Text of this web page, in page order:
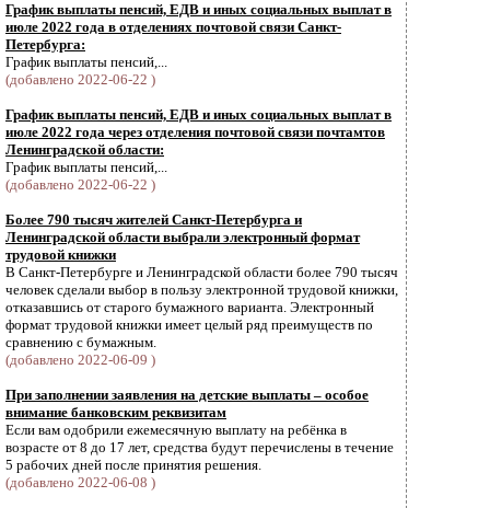
График выплаты пенсий, ЕДВ и иных социальных выплат в
июле 2022 года в отделениях почтовой связи Санкт-
Петербурга:
График выплаты пенсий,...
(добавлено 2022-06-22 )
График выплаты пенсий, ЕДВ и иных социальных выплат в
июле 2022 года через отделения почтовой связи почтамтов
Ленинградской области:
График выплаты пенсий,...
(добавлено 2022-06-22 )
Более 790 тысяч жителей Санкт-Петербурга и
Ленинградской области выбрали электронный формат
трудовой книжки
В Санкт-Петербурге и Ленинградской области более 790 тысяч
человек сделали выбор в пользу электронной трудовой книжки,
отказавшись от старого бумажного варианта. Электронный
формат трудовой книжки имеет целый ряд преимуществ по
сравнению с бумажным.
(добавлено 2022-06-09 )
При заполнении заявления на детские выплаты – особое
внимание банковским реквизитам
Если вам одобрили ежемесячную выплату на ребёнка в
возрасте от 8 до 17 лет, средства будут перечислены в течение
5 рабочих дней после принятия решения.
(добавлено 2022-06-08 )